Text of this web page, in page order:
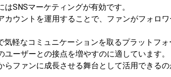
はSNSマーケティングが有効です。
カウントを運用することで、ファンがフォロワ
気軽なコミュニケーションを取るプラットフ
ユーザーとの接点を増やすのに適しています。
らファンに成長させる舞台として活用できるの